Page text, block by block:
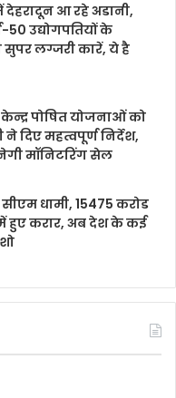
देहरादून आ रहे अडानी,
50 उद्योगपतियों के
लग्जरी कारें, ये है
पोषित योजनाओं को
दिए महत्वपूर्ण निर्देश,
मॉनिटरिंग सेल
धामी, 15475 करोड
हुए करार, अब देश के कई